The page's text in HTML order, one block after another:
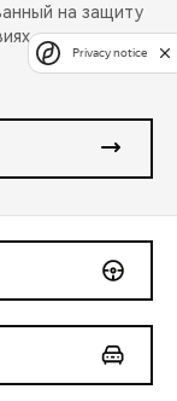
на защиту
Privacy notice